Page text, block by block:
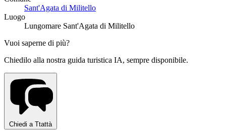
Sant'Agata di Militello
Luogo
Lungomare Sant'Agata di Militello
Vuoi saperne di più?
Chiedilo alla nostra guida turistica IA, sempre disponibile.
Chiedi a Ttattà